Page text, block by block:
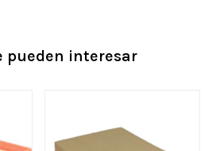
pueden interesar